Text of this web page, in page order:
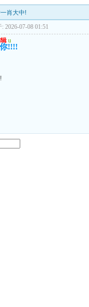
肖大中!
2026-07-08 01:51
u
!!!!